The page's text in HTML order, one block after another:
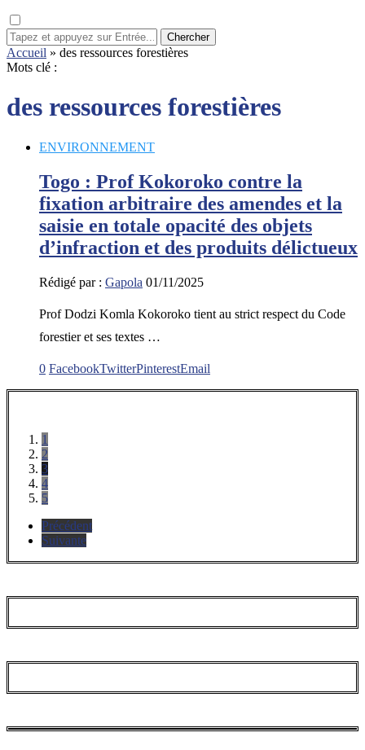
Chercher
Accueil » des ressources forestières
Mots clé :
des ressources forestières
ENVIRONNEMENT
Togo : Prof Kokoroko contre la
fixation arbitraire des amendes et la
saisie en totale opacité des objets
d’infraction et des produits délictueux
Rédigé par : Gapola 01/11/2025
Prof Dodzi Komla Kokoroko tient au strict respect du Code
forestier et ses textes …
0 FacebookTwitterPinterestEmail
1
2
3
4
5
Précédent
Suivante